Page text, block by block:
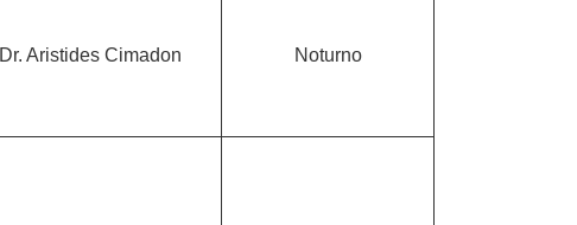
Dr. Aristides Cimadon Noturno